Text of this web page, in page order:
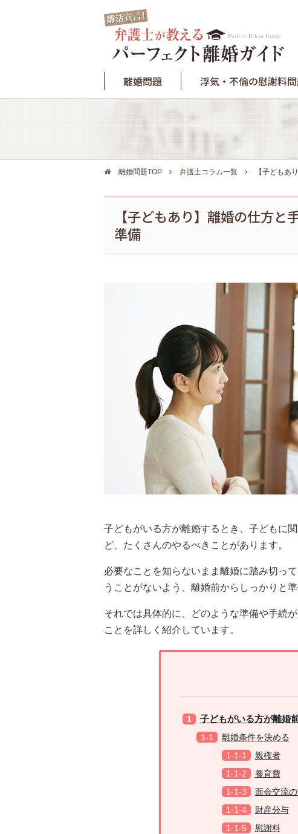
離婚問題 浮気・不倫の慰謝料
離婚問題TOP 弁護士コラム一覧 【子どもあ
【子どもあり】離婚の仕方
準備
子どもがいる方が離婚するとき、子どもに
ど、たくさんのやるべきことがあります。
必要なことを知らないまま離婚に踏み切っ
うことがないよう、離婚前からしっかりと
それでは具体的に、どのような準備や手続
ことを詳しく紹介しています。
子どもがいる方が離婚
離婚条件を決める
親権者
養育費
面会交流
財産分与
慰謝料